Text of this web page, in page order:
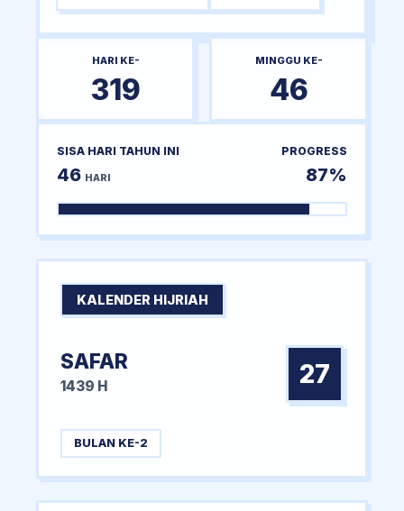
HARI KE-
319
MINGGU KE-
46
SISA HARI TAHUN INI
46 HARI
PROGRESS
87%
KALENDER HIJRIAH
SAFAR
1439 H 27
BULAN KE-2